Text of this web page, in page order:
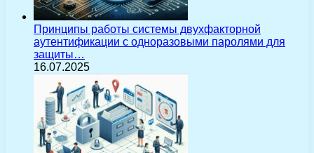
Принципы работы системы двухфакторной
аутентификации с одноразовыми паролями для
защиты…
16.07.2025